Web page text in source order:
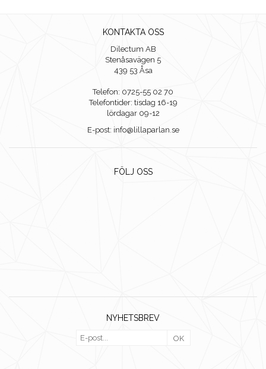
KONTAKTA OSS
Dilectum AB
Stenåsavägen 5
439 53 Åsa
Telefon: 0725-55 02 70
Telefontider: tisdag 16-19
lördagar 09-12
E-post: info@lillaparlan.se
FÖLJ OSS
NYHETSBREV
OK